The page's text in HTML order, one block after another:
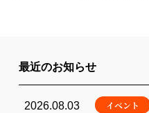
最近のお知らせ
2026.08.03 イベント